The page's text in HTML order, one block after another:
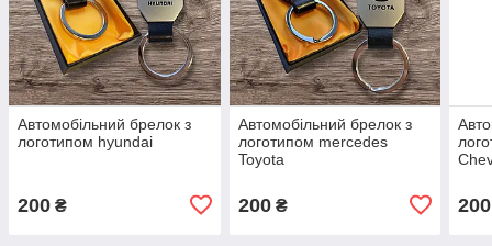
Автомобільний брелок з
логотипом hyundai
200 ₴
Автомобільний брелок з
логотипом mercedes
Toyota
200₴ 200